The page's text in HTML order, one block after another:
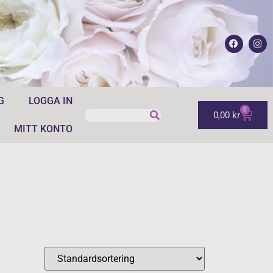
LOGGA IN
MITT KONTO
0,00 kr 0